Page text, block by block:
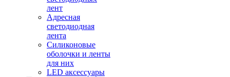
лент
Адресная
светодиодная
лента
Силиконовые
оболочки и ленты
для них
LED аксессуары